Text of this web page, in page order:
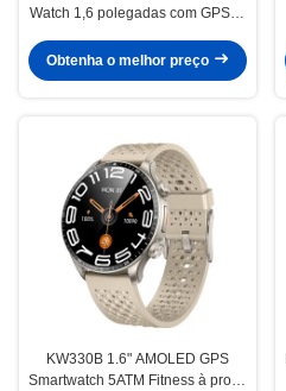
Watch 1,6 polegadas com GPS AI
chamada
Obtenha o melhor preço
KW330B 1.6" AMOLED GPS
Smartwatch 5ATM Fitness à prova